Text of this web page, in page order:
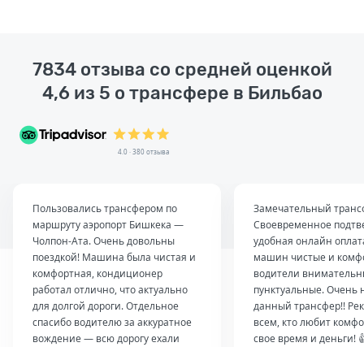
7834 отзыва со средней оценкой
4,6 из 5 о трансфере в Бильбао
4.0 · 380 отзыва
Пользовались трансфером по
маршруту аэропорт Бишкека —
Чолпон-Ата. Очень довольны
поездкой! Машина была чистая и
комфортная, кондиционер
работал отлично, что актуально
для долгой дороги. Отдельное
спасибо водителю за аккуратное
вождение — всю дорогу ехали
Замечательный
Своевременное
удобная онлайн
машин чистые и
водители
пунктуальные. Очень
данный трансфер!!
всем, кто любит
свое время и деньги!